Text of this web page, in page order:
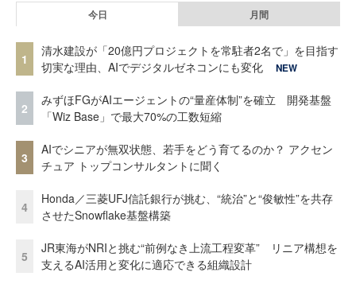
今日 月間
1
清水建設が「20億円プロジェクトを常駐者2名で」を目指す
切実な理由、AIでデジタルゼネコンにも変化
NEW
2
みずほFGがAIエージェントの“量産体制”を確立 開発基盤
「Wiz Base」で最大70%の工数短縮
3
AIでシニアが無双状態、若手をどう育てるのか？ アクセン
チュア トップコンサルタントに聞く
4
Honda／三菱UFJ信託銀行が挑む、“統治”と“俊敏性”を共存
させたSnowflake基盤構築
5
JR東海がNRIと挑む“前例なき上流工程変革” リニア構想を
支えるAI活用と変化に適応できる組織設計